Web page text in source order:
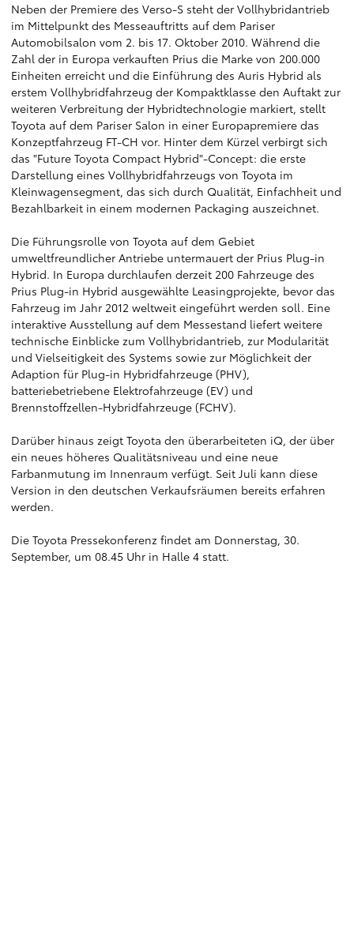
Neben der Premiere des Verso-S steht der Vollhybridantrieb
im Mittelpunkt des Messeauftritts auf dem Pariser
Automobilsalon vom 2. bis 17. Oktober 2010. Während die
Zahl der in Europa verkauften Prius die Marke von 200.000
Einheiten erreicht und die Einführung des Auris Hybrid als
erstem Vollhybridfahrzeug der Kompaktklasse den Auftakt zur
weiteren Verbreitung der Hybridtechnologie markiert, stellt
Toyota auf dem Pariser Salon in einer Europapremiere das
Konzeptfahrzeug FT-CH vor. Hinter dem Kürzel verbirgt sich
das "Future Toyota Compact Hybrid"-Concept: die erste
Darstellung eines Vollhybridfahrzeugs von Toyota im
Kleinwagensegment, das sich durch Qualität, Einfachheit und
Bezahlbarkeit in einem modernen Packaging auszeichnet.
Die Führungsrolle von Toyota auf dem Gebiet
umweltfreundlicher Antriebe untermauert der Prius Plug-in
Hybrid. In Europa durchlaufen derzeit 200 Fahrzeuge des
Prius Plug-in Hybrid ausgewählte Leasingprojekte, bevor das
Fahrzeug im Jahr 2012 weltweit eingeführt werden soll. Eine
interaktive Ausstellung auf dem Messestand liefert weitere
technische Einblicke zum Vollhybridantrieb, zur Modularität
und Vielseitigkeit des Systems sowie zur Möglichkeit der
Adaption für Plug-in Hybridfahrzeuge (PHV),
batteriebetriebene Elektrofahrzeuge (EV) und
Brennstoffzellen-Hybridfahrzeuge (FCHV).
Darüber hinaus zeigt Toyota den überarbeiteten iQ, der über
ein neues höheres Qualitätsniveau und eine neue
Farbanmutung im Innenraum verfügt. Seit Juli kann diese
Version in den deutschen Verkaufsräumen bereits erfahren
werden.
Die Toyota Pressekonferenz findet am Donnerstag, 30.
September, um 08.45 Uhr in Halle 4 statt.